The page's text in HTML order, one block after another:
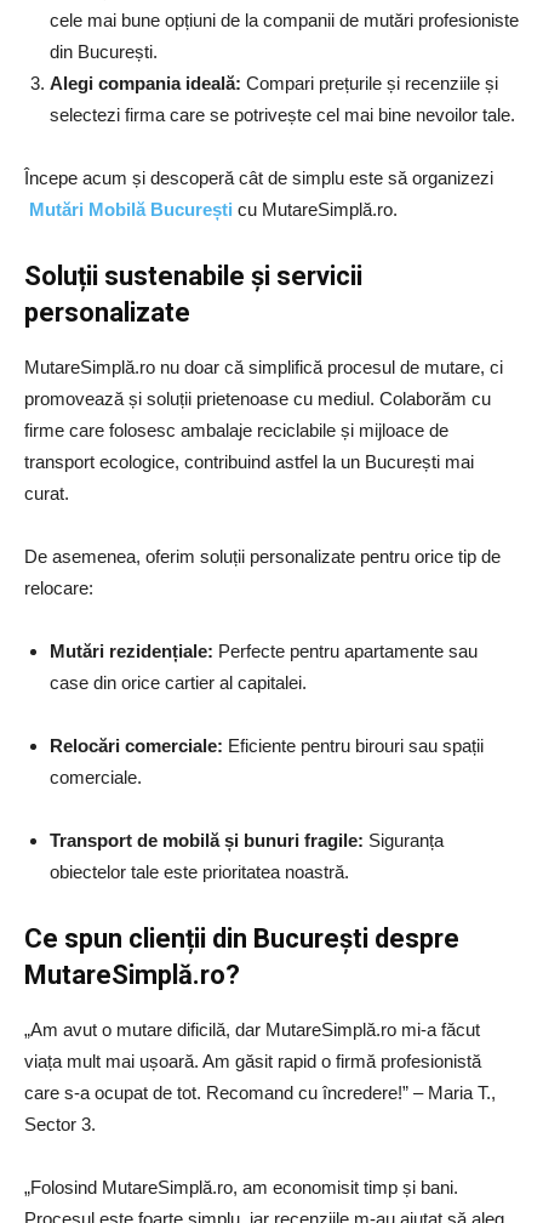
cele mai bune opțiuni de la companii de mutări profesioniste
din București.
Alegi compania ideală: Compari prețurile și recenziile și
selectezi firma care se potrivește cel mai bine nevoilor tale.
Începe acum și descoperă cât de simplu este să organizezi
Mutări Mobilă București cu MutareSimplă.ro.
Soluții sustenabile și servicii
personalizate
MutareSimplă.ro nu doar că simplifică procesul de mutare, ci
promovează și soluții prietenoase cu mediul. Colaborăm cu
firme care folosesc ambalaje reciclabile și mijloace de
transport ecologice, contribuind astfel la un București mai
curat.
De asemenea, oferim soluții personalizate pentru orice tip de
relocare:
Mutări rezidențiale: Perfecte pentru apartamente sau
case din orice cartier al capitalei.
Relocări comerciale: Eficiente pentru birouri sau spații
comerciale.
Transport de mobilă și bunuri fragile: Siguranța
obiectelor tale este prioritatea noastră.
Ce spun clienții din București despre
MutareSimplă.ro?
„Am avut o mutare dificilă, dar MutareSimplă.ro mi-a făcut
viața mult mai ușoară. Am găsit rapid o firmă profesionistă
care s-a ocupat de tot. Recomand cu încredere!” – Maria T.,
Sector 3.
„Folosind MutareSimplă.ro, am economisit timp și bani.
Procesul este foarte simplu, iar recenziile m-au ajutat să aleg